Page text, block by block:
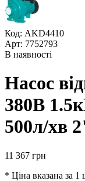
Код: AKD4410
Арт: 7752793
В наявності
Насос
380В
500л/хв
11 367 грн
* Ціна вказана за 1